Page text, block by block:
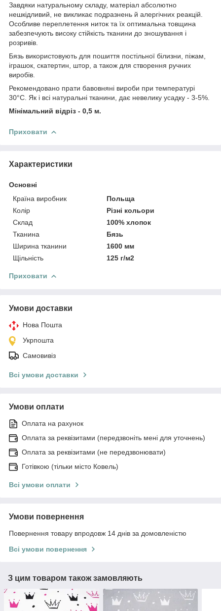
Завдяки натуральному складу, матеріал абсолютно
нешкідливий, не викликає подразнень й алергічних реакцій.
Особливе переплетення ниток та їх оптимальна товщина
забезпечують високу стійкість тканини до зношування і
розривів.
Бязь використовують для пошиття постільної білизни, піжам,
іграшок, скатертин, штор, а також для створення ручних
виробів.
Рекомендовано прати бавовняні вироби при температурі
30°С. Як і всі натуральні тканини, дає невелику усадку - 3-5%.
Мінімальний відріз - 0,5 м.
Приховати
Характеристики
Основні
Країна виробник
Польща
Колір
Різні кольори
Склад
100% хлопок
Тканина
Бязь
Ширина тканини
1600 мм
Щільність
125 г/м2
Приховати
Умови доставки
Нова Пошта
Укрпошта
Самовивіз
Всі умови доставки
Умови оплати
Оплата на рахунок
Оплата за реквізитами (передзвоніть мені для уточнень)
Оплата за реквізитами (не передзвонювати)
Готівкою (тільки місто Ковель)
Всі умови оплати
Умови повернення
Повернення товару впродовж 14 днів за домовленістю
Всі умови повернення
З цим товаром також замовляють